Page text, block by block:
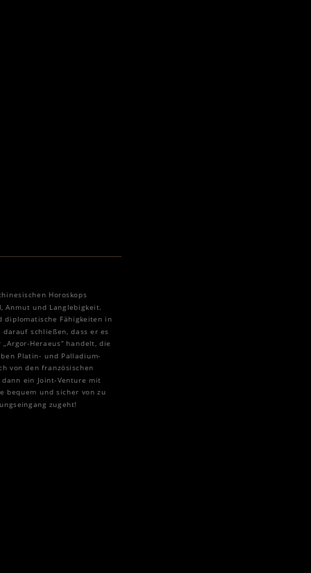
Horoskops
Anmut und Langlebigkeit.
diplomatische Fähigkeiten in
schließen, dass er es
Heraeus“ handelt, die
Platin- und Palladium-
von den französischen
dann ein Joint-Venture mit
bequem und sicher von zu
zugeht!